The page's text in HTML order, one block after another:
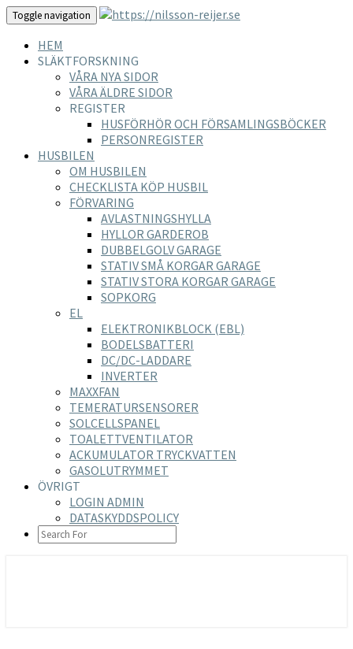
Toggle navigation
HEM
SLÄKTFORSKNING
VÅRA NYA SIDOR
VÅRA ÄLDRE SIDOR
REGISTER
HUSFÖRHÖR OCH FÖRSAMLINGSBÖCKER
PERSONREGISTER
HUSBILEN
OM HUSBILEN
CHECKLISTA KÖP HUSBIL
FÖRVARING
AVLASTNINGSHYLLA
HYLLOR GARDEROB
DUBBELGOLV GARAGE
STATIV SMÅ KORGAR GARAGE
STATIV STORA KORGAR GARAGE
SOPKORG
EL
ELEKTRONIKBLOCK (EBL)
BODELSBATTERI
DC/DC-LADDARE
INVERTER
MAXXFAN
TEMERATURSENSORER
SOLCELLSPANEL
TOALETTVENTILATOR
ACKUMULATOR TRYCKVATTEN
GASOLUTRYMMET
ÖVRIGT
LOGIN ADMIN
DATASKYDDSPOLICY
SEARCH
ICON